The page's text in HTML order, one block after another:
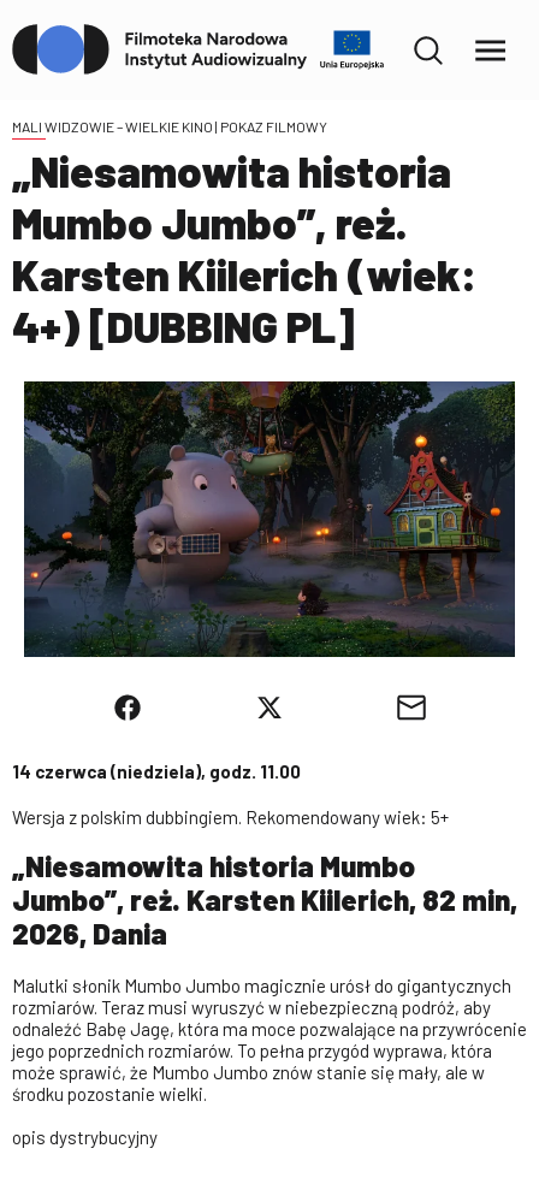
MALI WIDZOWIE – WIELKIE KINO | POKAZ FILMOWY
„Niesamowita historia
Mumbo Jumbo”, reż.
Karsten Kiilerich (wiek:
4+) [DUBBING PL]
14 czerwca (niedziela), godz. 11.00
Wersja z polskim dubbingiem. Rekomendowany wiek: 5+
„Niesamowita historia Mumbo
Jumbo”, reż. Karsten Kiilerich, 82 min,
2026, Dania
Malutki słonik Mumbo Jumbo magicznie urósł do gigantycznych
rozmiarów. Teraz musi wyruszyć w niebezpieczną podróż, aby
odnaleźć Babę Jagę, która ma moce pozwalające na przywrócenie
jego poprzednich rozmiarów. To pełna przygód wyprawa, która
może sprawić, że Mumbo Jumbo znów stanie się mały, ale w
środku pozostanie wielki.
opis dystrybucyjny